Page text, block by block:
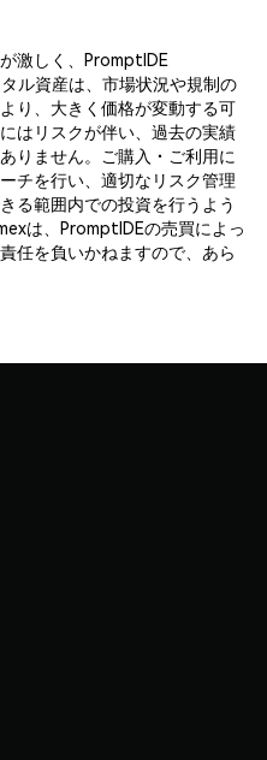
激しく、PromptIDE
ル資産は、市場状況や規制の
り、大きく価格が変動する可
はリスクが伴い、過去の実績
りません。ご購入・ご利用に
チを行い、適切なリスク管理
る範囲内での投資を行うよう
は、PromptIDEの売買によっ
任を負いかねますので、あら